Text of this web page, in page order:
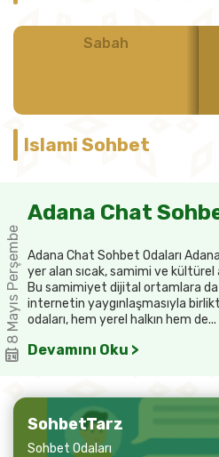
Sabah
Islami Sohbet
8 Mayıs Perşembe
Adana Chat
Adana Chat Sohbet Odaları
yer alan sıcak, samimi ve kültürel
Bu samimiyet dijital ortamlara da
internetin yaygınlaşmasıyla
odaları, hem yerel halkın hem de...
Devamını Oku >
SohbetTarz
Sohbet Odaları